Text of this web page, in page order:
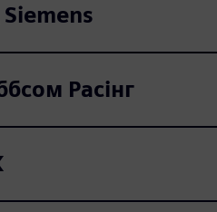
Siemens
Расінг